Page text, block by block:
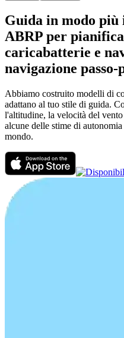
Guida in modo più
ABRP per
caricabatterie e
navigazione passo-
Abbiamo costruito modelli di
adattano al tuo stile di guida.
l'altitudine, la velocità del
alcune delle stime di
mondo.